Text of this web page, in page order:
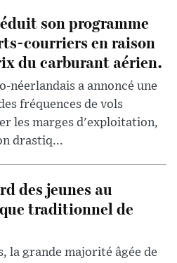
son programme
courriers en raison
du carburant aérien.
néerlandais a annoncé une
fréquences de vols
les marges d'exploitation,
drastiq...
des jeunes au
traditionnel de
la grande majorité âgée de